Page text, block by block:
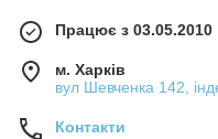
Працює з 03.05.2010
м. Харків
вул Шевченка 142,
Контакти